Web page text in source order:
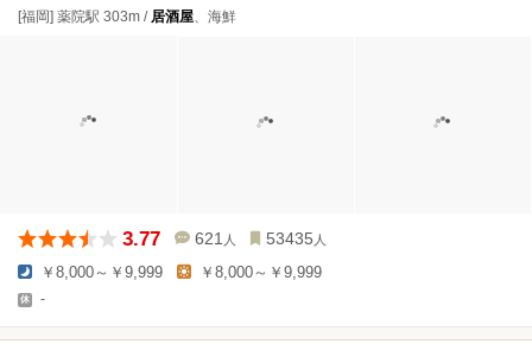
[福岡] 薬院駅 303m / 居酒屋、海鮮
3.77 621 人 53435 人
￥8,000～￥9,999 ￥8,000～￥9,999
-